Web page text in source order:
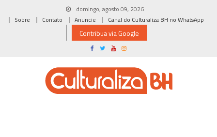
domingo, agosto 09, 2026
Sobre
Contato Anuncie Canal do Culturaliza BH no WhatsApp
Contribua via Google